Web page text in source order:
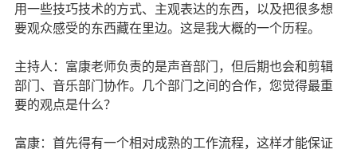
用一些技巧技术的方式、主观表达的东西，以及把很多想
要观众感受的东西藏在里边。这是我大概的一个历程。
主持人：富康老师负责的是声音部门，但后期也会和剪辑
部门、音乐部门协作。几个部门之间的合作，您觉得最重
要的观点是什么？
富康：首先得有一个相对成熟的工作流程，这样才能保证